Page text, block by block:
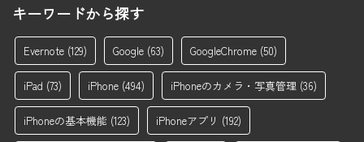
キーワードから探す
Evernote (129) Google (63) GoogleChrome (50)
iPad (73) iPhone (494) iPhoneのカメラ・写真管理 (36)
iPhoneの基本機能 (123) iPhoneアプリ (192)